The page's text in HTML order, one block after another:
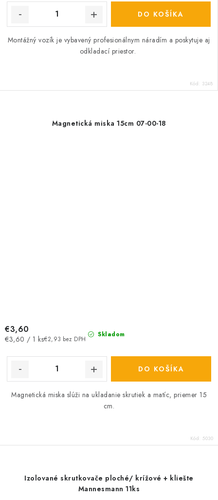
DO KOŠÍKA
Montážný vozík je vybavený profesionálnym náradím a poskytuje aj
odkladací priestor.
Kód: 3248
Magnetická miska 15cm 07-00-18
Skladom
€2,93 bez DPH
€3,60
Jednotková
€3,60 / 1 ks
DO KOŠÍKA
Magnetická miska slúži na ukladanie skrutiek a matíc, priemer 15
cm.
Kód: 5030
Izolované skrutkovače ploché/ krížové + kliešte
Mannesmann 11ks